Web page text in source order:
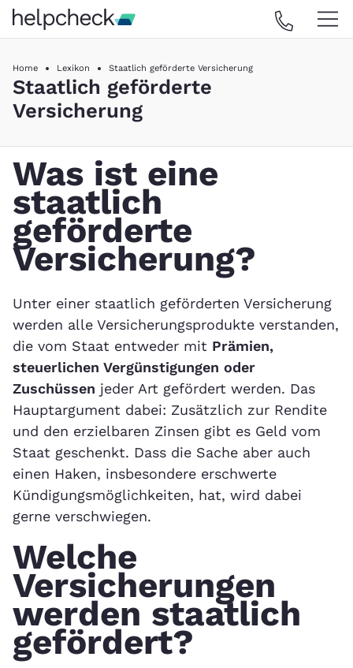
Home Lexikon Staatlich geförderte Versicherung
Staatlich geförderte
Versicherung
Was ist eine
staatlich
geförderte
Versicherung?
Unter einer staatlich geförderten Versicherung
werden alle Versicherungsprodukte verstanden,
die vom Staat entweder mit Prämien,
steuerlichen Vergünstigungen oder
Zuschüssen jeder Art gefördert werden. Das
Hauptargument dabei: Zusätzlich zur Rendite
und den erzielbaren Zinsen gibt es Geld vom
Staat geschenkt. Dass die Sache aber auch
einen Haken, insbesondere erschwerte
Kündigungsmöglichkeiten, hat, wird dabei
gerne verschwiegen.
Welche
Versicherungen
werden staatlich
gefördert?